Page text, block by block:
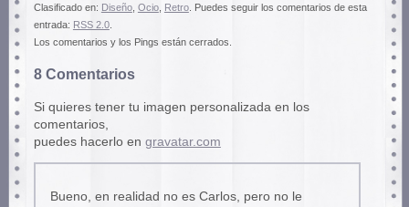
Clasificado en: Diseño, Ocio, Retro. Puedes seguir los comentarios de esta
entrada: RSS 2.0.
Los comentarios y los Pings están cerrados.
8 Comentarios
Si quieres tener tu imagen personalizada en los
comentarios,
puedes hacerlo en gravatar.com
Bueno, en realidad no es Carlos, pero no le